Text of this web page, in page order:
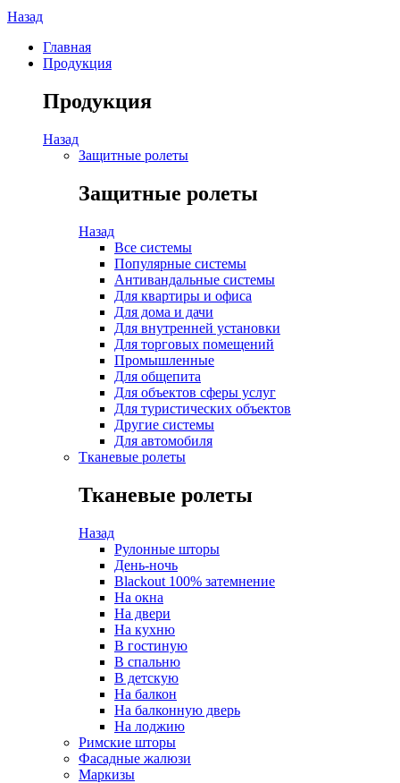
Назад
Главная
Продукция
Продукция
Назад
Защитные ролеты
Защитные ролеты
Назад
Все системы
Популярные системы
Антивандальные системы
Для квартиры и офиса
Для дома и дачи
Для внутренней установки
Для торговых помещений
Промышленные
Для общепита
Для объектов сферы услуг
Для туристических объектов
Другие системы
Для автомобиля
Тканевые ролеты
Тканевые ролеты
Назад
Рулонные шторы
День-ночь
Blackout 100% затемнение
На окна
На двери
На кухню
В гостиную
В спальню
В детскую
На балкон
На балконную дверь
На лоджию
Римские шторы
Фасадные жалюзи
Маркизы